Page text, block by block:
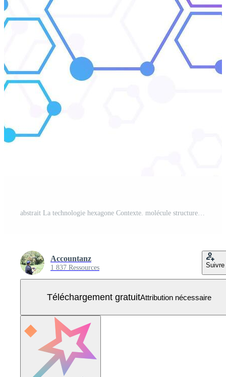
abstrait La technologie hexagone Contexte. molécule structure abstrait technologie. numérique La technologie concept Vecteur Gratuit
Accountanz
1 837 Ressources Suivre
Téléchargement gratuitAttribution nécessaire